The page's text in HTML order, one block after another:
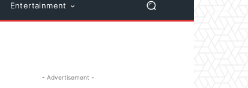
Entertainment
- Advertisement -